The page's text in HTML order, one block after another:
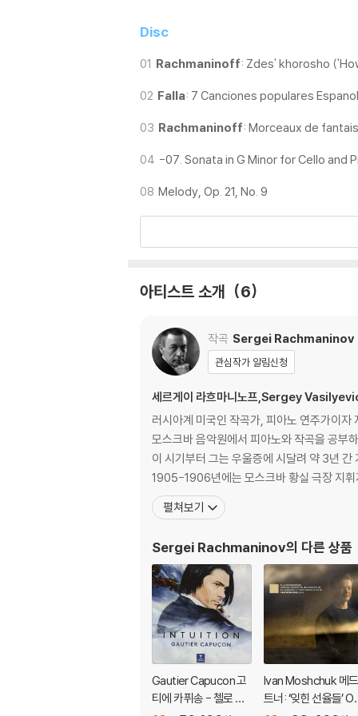
Disc
01 Rachmaninoff: Zdes' khorosho
02 Falla: 7 Canciones populares
03 Rachmaninoff: Morceaux de
04 -07. Sonata in G Minor for Cello and
08 Melody, Op. 21, No. 9
아티스트 소개 6
작곡 Sergei Rachmaninov
관심작가 알림신청
세르게이 라흐마니노프,Sergey
러시아계 미국인 작곡가, 피아노 연주가이
모스크바 음악원에서 피아노와 작곡을 공부하였다. 1895년에 완성된 1번 교향곡은 라흐마니노프의 불안증세 속에 1897년 발표되었는데, 이는 많
이 시기부터 그는 우울증에 시달려 약 3년
1905-1906년에는 모스크바 황실 극장 지휘
펼쳐보기
Sergei Rachmaninov의 다른 상품
Gautier Capucon 고
티에 카퓌송 - 첼로 소
Ivan Moshchuk 메드
트너: ‘잊힌 선율들’